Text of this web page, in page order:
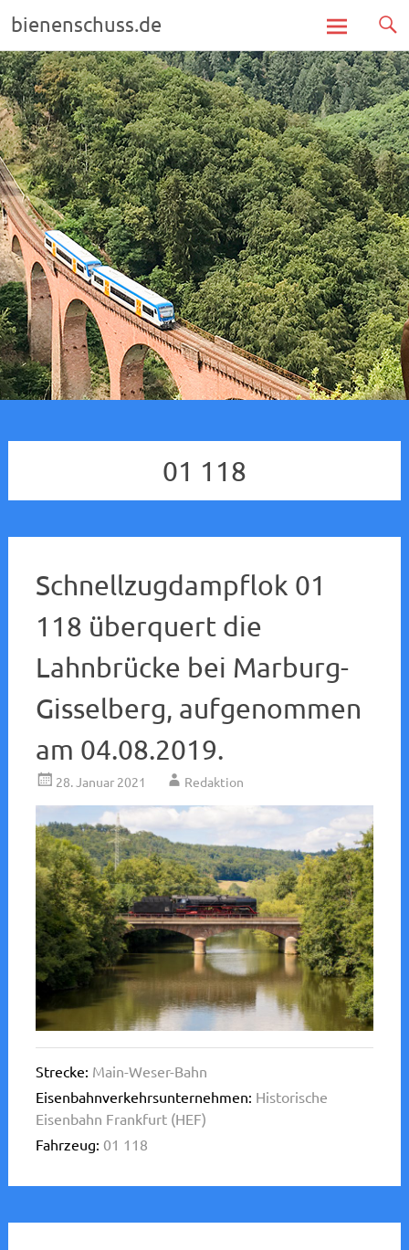
bienenschuss.de
Zum
Inhalt
springen
01 118
Schnellzugdampflok 01
118 überquert die
Lahnbrücke bei Marburg-
Gisselberg, aufgenommen
am 04.08.2019.
28. Januar 2021 Redaktion
Strecke: Main-Weser-Bahn
Eisenbahnverkehrsunternehmen: Historische
Eisenbahn Frankfurt (HEF)
Fahrzeug: 01 118